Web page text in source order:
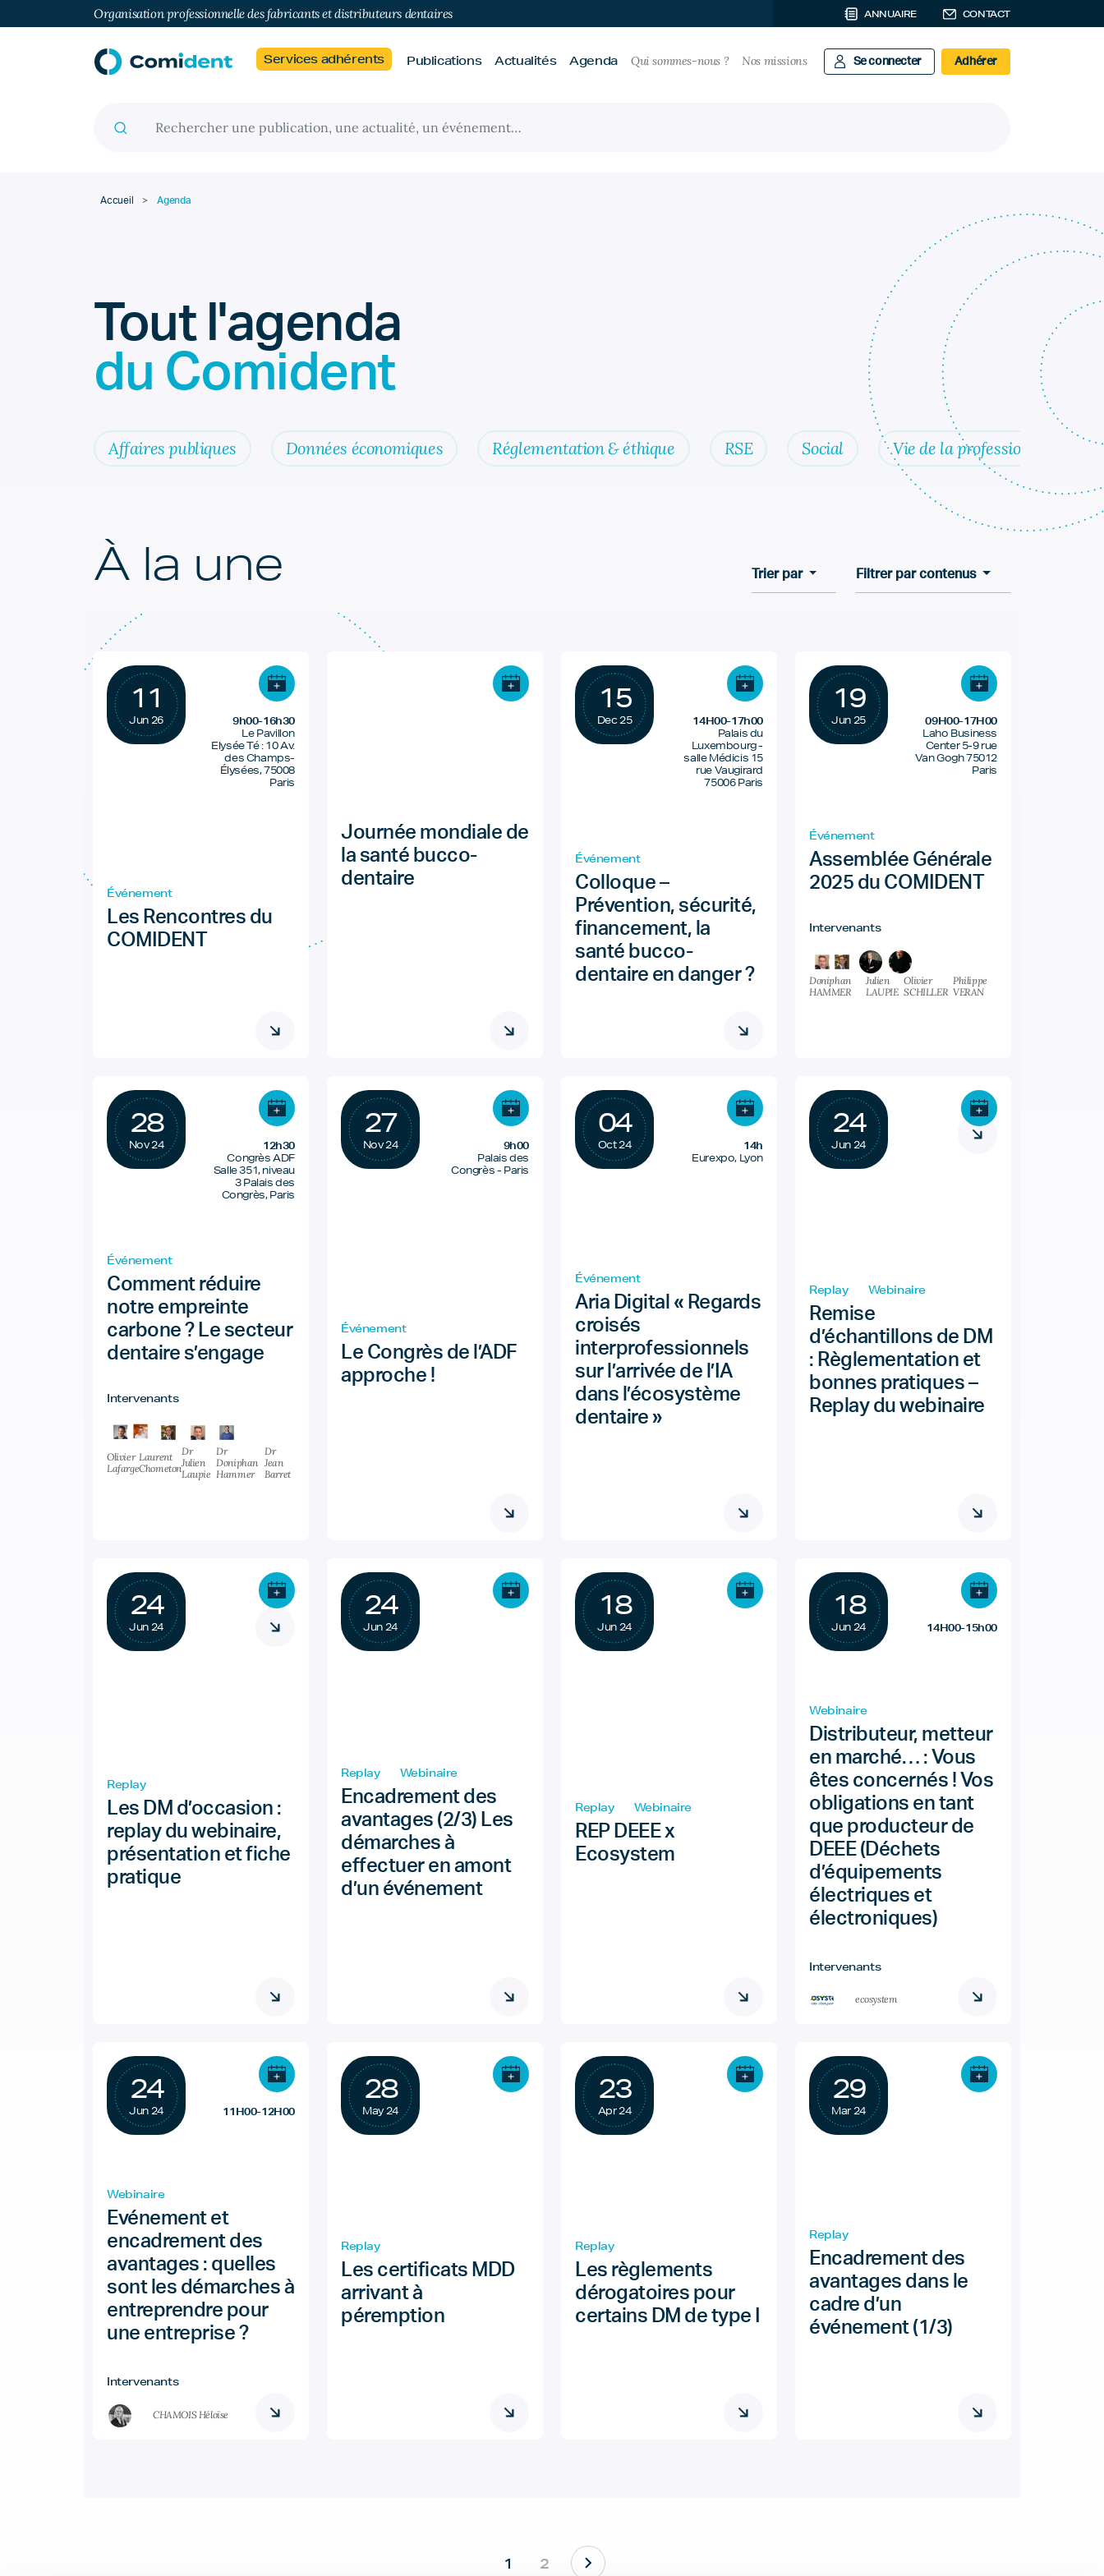
Organisation professionnelle des fabricants et distributeurs dentaires ANNUAIRE CONTACT
Services adhérents Publications Actualités Agenda Qui sommes-nous ? Nos missions Se connecter Adhérer
Accueil > Agenda
Tout l'agenda
du Comident
Affaires publiques Données économiques Réglementation & éthique RSE Social Vie de la profession
À la une Trier par Filtrer par contenus
11
Jun 26
9h00-16h30
Le Pavillon
Elysée Té : 10 Av.
des Champs-
Élysées, 75008
Paris
Événement
Les Rencontres du
COMIDENT
Journée mondiale de
la santé bucco-
dentaire
15
Dec 25
14H00-17h00
Palais du
Luxembourg -
salle Médicis 15
rue Vaugirard
75006 Paris
Événement
Colloque –
Prévention, sécurité,
financement, la
santé bucco-
dentaire en danger ?
19
Jun 25
09H00-17H00
Laho Business
Center 5-9 rue
Van Gogh 75012
Paris
Événement
Assemblée Générale
2025 du COMIDENT
Intervenants
Doniphan
HAMMER
Julien
LAUPIE
Olivier
SCHILLER
Philippe
VERAN
28
Nov 24
12h30
Congrès ADF
Salle 351, niveau
3 Palais des
Congrès, Paris
Événement
Comment réduire
notre empreinte
carbone ? Le secteur
dentaire s’engage
Intervenants
Olivier
Lafarge
Laurent
Chometon
Dr
Julien
Laupie
Dr
Doniphan
Hammer
Dr
Jean
Barret
27
Nov 24
9h00
Palais des
Congrès - Paris
Événement
Le Congrès de l’ADF
approche !
04
Oct 24
14h
Eurexpo, Lyon
Événement
Aria Digital « Regards
croisés
interprofessionnels
sur l’arrivée de l’IA
dans l’écosystème
dentaire »
24
Jun 24
Replay Webinaire
Remise
d’échantillons de DM
: Règlementation et
bonnes pratiques –
Replay du webinaire
24
Jun 24
Replay
Les DM d’occasion :
replay du webinaire,
présentation et fiche
pratique
24
Jun 24
Replay Webinaire
Encadrement des
avantages (2/3) Les
démarches à
effectuer en amont
d’un événement
18
Jun 24
Replay Webinaire
REP DEEE x
Ecosystem
18
Jun 24 14H00-15h00
Webinaire
Distributeur, metteur
en marché… : Vous
êtes concernés ! Vos
obligations en tant
que producteur de
DEEE (Déchets
d’équipements
électriques et
électroniques)
Intervenants
ecosystem
24
Jun 24 11H00-12H00
Webinaire
Evénement et
encadrement des
avantages : quelles
sont les démarches à
entreprendre pour
une entreprise ?
Intervenants
CHAMOIS Héloïse
28
May 24
Replay
Les certificats MDD
arrivant à
péremption
23
Apr 24
Replay
Les règlements
dérogatoires pour
certains DM de type I
29
Mar 24
Replay
Encadrement des
avantages dans le
cadre d’un
événement (1/3)
1 2